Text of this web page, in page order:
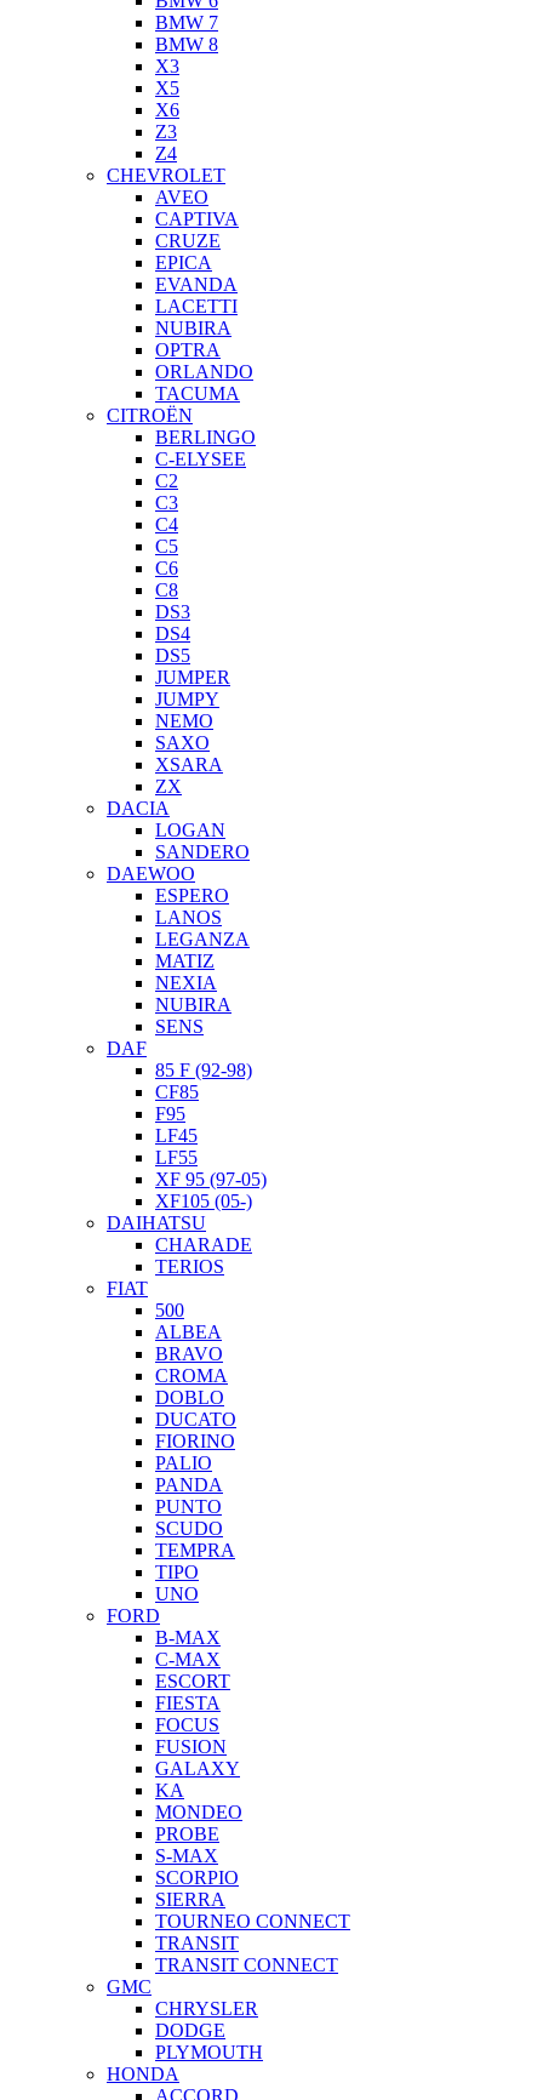
BMW 7
BMW 8
X3
X5
X6
Z3
Z4
CHEVROLET
AVEO
CAPTIVA
CRUZE
EPICA
EVANDA
LACETTI
NUBIRA
OPTRA
ORLANDO
TACUMA
CITROËN
BERLINGO
C-ELYSEE
C2
C3
C4
C5
C6
C8
DS3
DS4
DS5
JUMPER
JUMPY
NEMO
SAXO
XSARA
ZX
DACIA
LOGAN
SANDERO
DAEWOO
ESPERO
LANOS
LEGANZA
MATIZ
NEXIA
NUBIRA
SENS
DAF
85 F (92-98)
CF85
F95
LF45
LF55
XF 95 (97-05)
XF105 (05-)
DAIHATSU
CHARADE
TERIOS
FIAT
500
ALBEA
BRAVO
CROMA
DOBLO
DUCATO
FIORINO
PALIO
PANDA
PUNTO
SCUDO
TEMPRA
TIPO
UNO
FORD
B-MAX
C-MAX
ESCORT
FIESTA
FOCUS
FUSION
GALAXY
KA
MONDEO
PROBE
S-MAX
SCORPIO
SIERRA
TOURNEO CONNECT
TRANSIT
TRANSIT CONNECT
GMC
CHRYSLER
DODGE
PLYMOUTH
HONDA
ACCORD